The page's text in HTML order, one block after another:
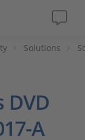
Solutions
DVD
A